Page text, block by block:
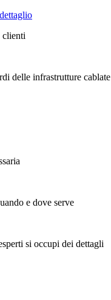
clienti
delle infrastrutture cablate
e dove serve
si occupi dei dettagli